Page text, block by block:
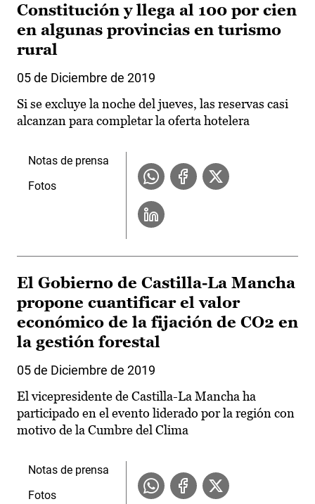
Constitución y llega al 100 por cien
en algunas provincias en turismo
rural
05 de Diciembre de 2019
Si se excluye la noche del jueves, las reservas casi
alcanzan para completar la oferta hotelera
Notas de prensa
Fotos
El Gobierno de Castilla-La Mancha
propone cuantificar el valor
económico de la fijación de CO2 en
la gestión forestal
05 de Diciembre de 2019
El vicepresidente de Castilla-La Mancha ha
participado en el evento liderado por la región con
motivo de la Cumbre del Clima
Notas de prensa
Fotos